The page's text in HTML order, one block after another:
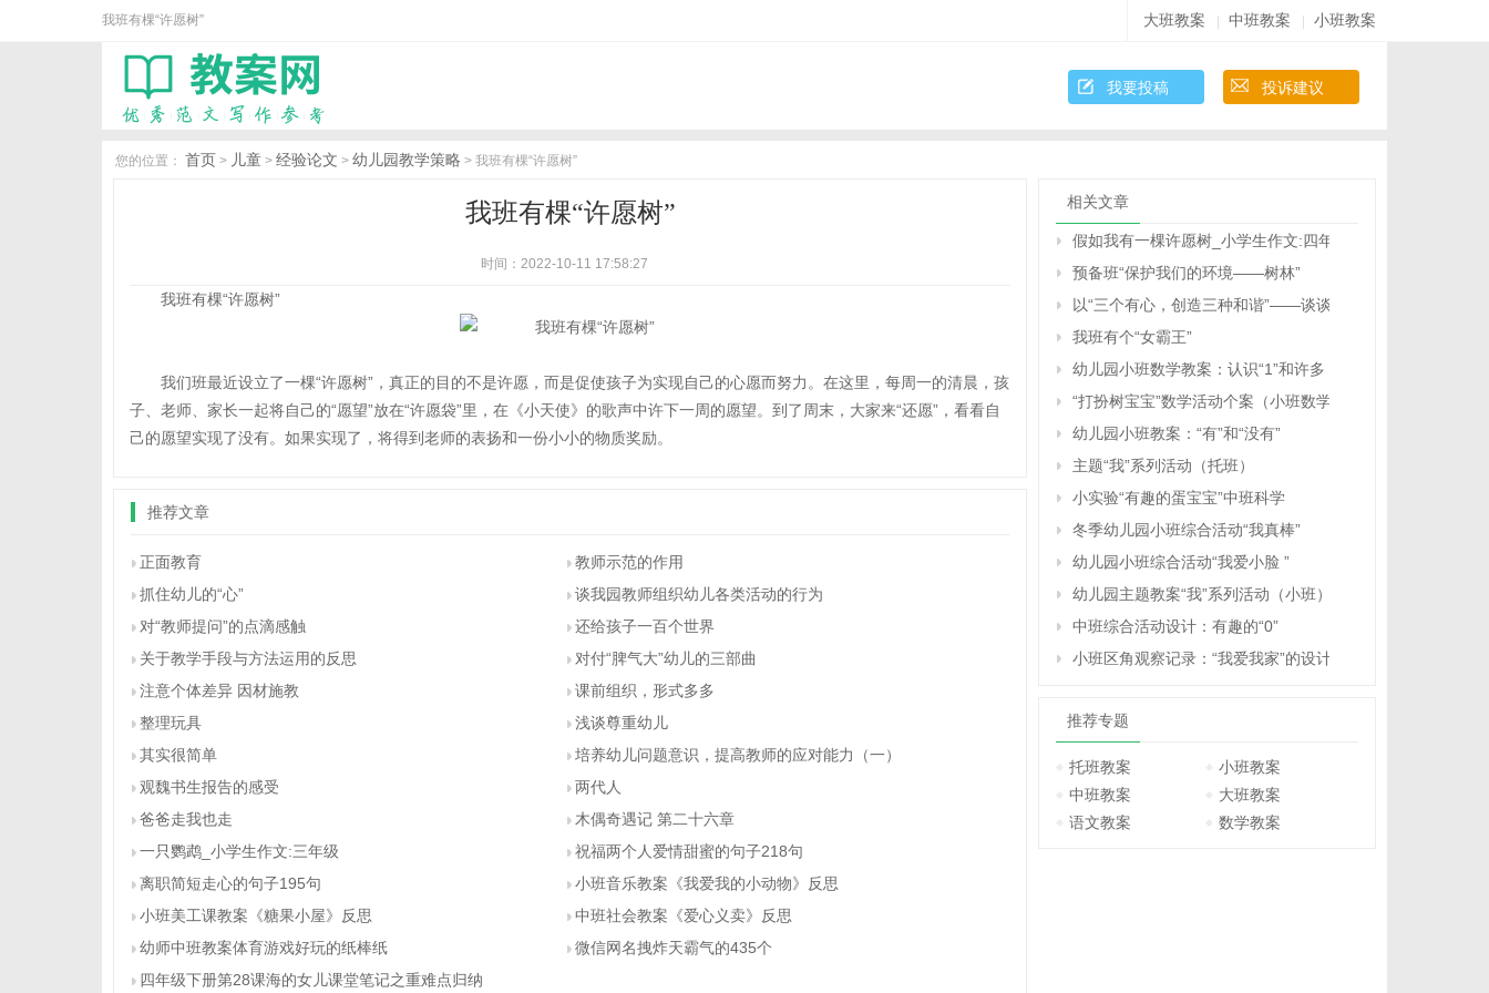
我班有棵“许愿树” 大班教案 中班教案 小班教案
我要投稿 投诉建议
您的位置： 首页 > 儿童 > 经验论文 > 幼儿园教学策略 > 我班有棵“许愿树”
我班有棵“许愿树”
时间：2022-10-11 17:58:27
我班有棵“许愿树”
我们班最近设立了一棵“许愿树”，真正的目的不是许愿，而是促使孩子为实现自己的心愿而努力。在这里，每周一的清晨，孩
子、老师、家长一起将自己的“愿望”放在“许愿袋”里，在《小天使》的歌声中许下一周的愿望。到了周末，大家来“还愿”，看看自
己的愿望实现了没有。如果实现了，将得到老师的表扬和一份小小的物质奖励。
推荐文章
正面教育
教师示范的作用
抓住幼儿的“心”
谈我园教师组织幼儿各类活动的行为
对“教师提问”的点滴感触
还给孩子一百个世界
关于教学手段与方法运用的反思
对付“脾气大”幼儿的三部曲
注意个体差异 因材施教
课前组织，形式多多
整理玩具
浅谈尊重幼儿
其实很简单
培养幼儿问题意识，提高教师的应对能力（一）
观魏书生报告的感受
两代人
爸爸走我也走
木偶奇遇记 第二十六章
一只鹦鹉_小学生作文:三年级
祝福两个人爱情甜蜜的句子218句
离职简短走心的句子195句
小班音乐教案《我爱我的小动物》反思
小班美工课教案《糖果小屋》反思
中班社会教案《爱心义卖》反思
幼师中班教案体育游戏好玩的纸棒纸
微信网名拽炸天霸气的435个
四年级下册第28课海的女儿课堂笔记之重难点归纳
相关文章
假如我有一棵许愿树_小学生作文:四年级
预备班“保护我们的环境――树林”
以“三个有心，创造三种和谐”――谈谈我是怎样进行班级管
我班有个“女霸王”
幼儿园小班数学教案：认识“1”和许多
“打扮树宝宝”数学活动个案（小班数学）
幼儿园小班教案：“有”和“没有”
主题“我”系列活动（托班）
小实验“有趣的蛋宝宝”中班科学
冬季幼儿园小班综合活动“我真棒”
幼儿园小班综合活动“我爱小脸 ”
幼儿园主题教案“我”系列活动（小班）
中班综合活动设计：有趣的“0”
小班区角观察记录：“我爱我家”的设计与反思
推荐专题
托班教案
小班教案
中班教案
大班教案
语文教案
数学教案